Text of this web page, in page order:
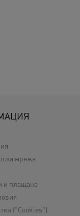
мрежа
и плащане
("Cookies")